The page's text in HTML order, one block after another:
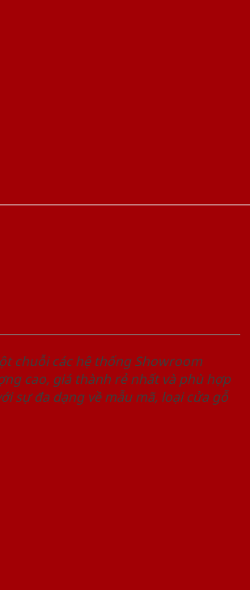
chuỗi các hệ thống Showroom
cao, giá thành rẻ nhất và phù hợp
sự đa dạng về mẫu mã, loại cửa gỗ